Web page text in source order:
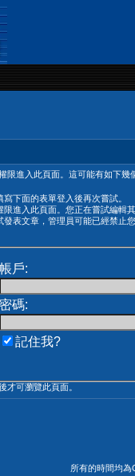
限進入此頁面。這可能有如下幾
下面的表單登入後再次嘗試。
限進入此頁面。您正在嘗試編輯
發表文章，管理員可能已經禁止
帳戶:
密碼:
記住我?
才可瀏覽此頁面。
所有的時間均為